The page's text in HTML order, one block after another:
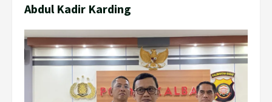
Abdul Kadir Karding